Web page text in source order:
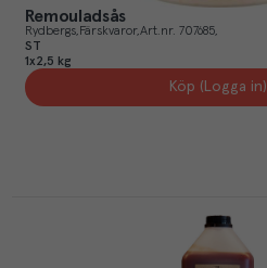
Remouladsås
Rydbergs Färskvaror Art.nr. 707685
ST
1x2,5 kg
Köp (Logga in)